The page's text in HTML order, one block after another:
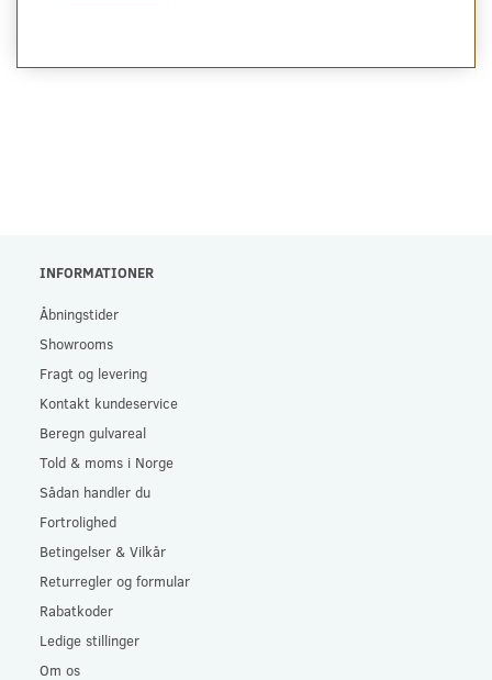
INFORMATIONER
Åbningstider
Showrooms
Fragt og levering
Kontakt kundeservice
Beregn gulvareal
Told & moms i Norge
Sådan handler du
Fortrolighed
Betingelser & Vilkår
Returregler og formular
Rabatkoder
Ledige stillinger
Om os